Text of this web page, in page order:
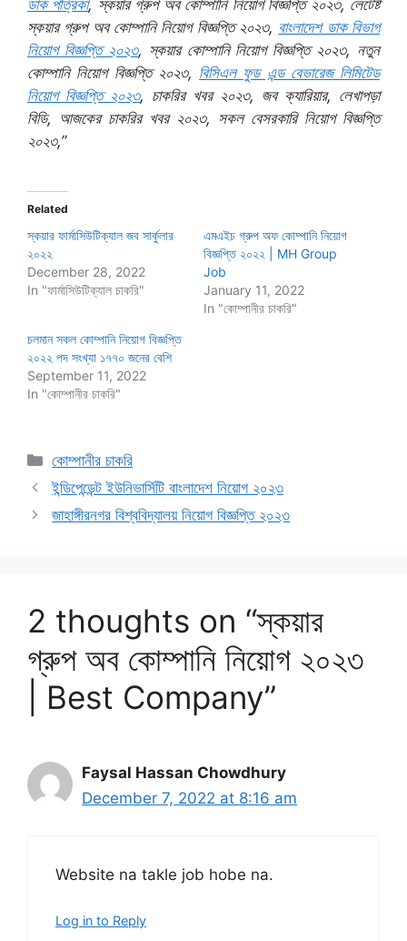
ডাক পত্রিকা, স্কয়ার গ্রুপ অব কোম্পানি নিয়োগ বিজ্ঞপ্তি ২০২৩, লেটেষ্ট
স্কয়ার গ্রুপ অব কোম্পানি নিয়োগ বিজ্ঞপ্তি ২০২৩, বাংলাদেশ ডাক বিভাগ
নিয়োগ বিজ্ঞপ্তি ২০২৩, স্কয়ার কোম্পানি নিয়োগ বিজ্ঞপ্তি ২০২৩, নতুন
কোম্পানি নিয়োগ বিজ্ঞপ্তি ২০২৩, বিসিএল ফুড এন্ড বেভারেজ লিমিটেড
নিয়োগ বিজ্ঞপ্তি ২০২৩, চাকরির খবর ২০২৩, জব ক্যারিয়ার, লেখাপড়া
বিডি, আজকের চাকরির খবর ২০২৩, সকল বেসরকারি নিয়োগ বিজ্ঞপ্তি
২০২৩,”
Related
স্কয়ার ফার্মাসিউটিক্যাল জব সার্কুলার
২০২২
December 28, 2022
In "ফার্মাসিউটিক্যাল চাকরি"
এমএইচ গ্রুপ অফ কোম্পানি নিয়োগ
বিজ্ঞপ্তি ২০২২ | MH Group
Job
January 11, 2022
In "কোম্পানীর চাকরি"
চলমান সকল কোম্পানি নিয়োগ বিজ্ঞপ্তি
২০২২ পদ সংখ্যা ১৭৭০ জনের বেশি
September 11, 2022
In "কোম্পানীর চাকরি"
Categories
কোম্পানীর চাকরি
ইন্ডিপেন্ডেন্ট ইউনিভার্সিটি বাংলাদেশ নিয়োগ ২০২৩
জাহাঙ্গীরনগর বিশ্ববিদ্যালয় নিয়োগ বিজ্ঞপ্তি ২০২৩
2 thoughts on “স্কয়ার
গ্রুপ অব কোম্পানি নিয়োগ ২০২৩
| Best Company”
Faysal Hassan Chowdhury
December 7, 2022 at 8:16 am
Website na takle job hobe na.
Log in to Reply